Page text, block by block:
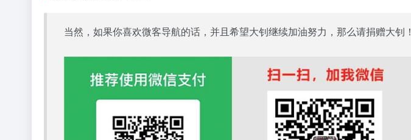
当然，如果你喜欢微客导航的话，并且希望大钊继续加油努力，那么请捐赠大钊！